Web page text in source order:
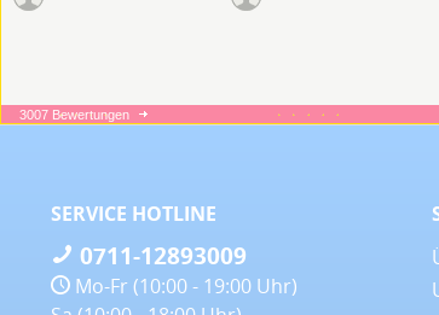
16.06.26▼ 09.06.26▼
3007 Bewertungen
SERVICE HOTLINE
0711-12893009
Mo-Fr (10:00 - 19:00 Uhr)